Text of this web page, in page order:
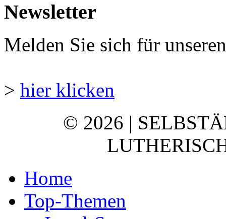
Newsletter
Melden Sie sich für
> hier klicken
© 2026 |
Home
Top-Themen